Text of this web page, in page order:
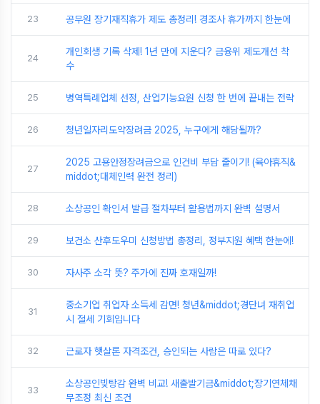
23 공무원 장기재직휴가 제도 총정리! 경조사 휴가까지 한눈에
24
개인회생 기록 삭제! 1년 만에 지운다? 금융위 제도개선 착
수
25 병역특례업체 선정, 산업기능요원 신청 한 번에 끝내는 전략
26 청년일자리도약장려금 2025, 누구에게 해당될까?
27
2025 고용안정장려금으로 인건비 부담 줄이기! (육아휴직&
middot;대체인력 완전 정리)
28 소상공인 확인서 발급 절차부터 활용법까지 완벽 설명서
29 보건소 산후도우미 신청방법 총정리, 정부지원 혜택 한눈에!
30 자사주 소각 뜻? 주가에 진짜 호재일까!
31
중소기업 취업자 소득세 감면! 청년&middot;경단녀 재취업
시 절세 기회입니다
32 근로자 햇살론 자격조건, 승인되는 사람은 따로 있다?
33
소상공인빚탕감 완벽 비교! 새출발기금&middot;장기연체채
무조정 최신 조건